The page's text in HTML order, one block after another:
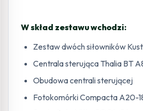
W skład zestawu wchodzi:
Zestaw dwóch siłowników
Centrala sterująca Thalia BT
Obudowa centrali sterującej
Fotokomórki Compacta A20-